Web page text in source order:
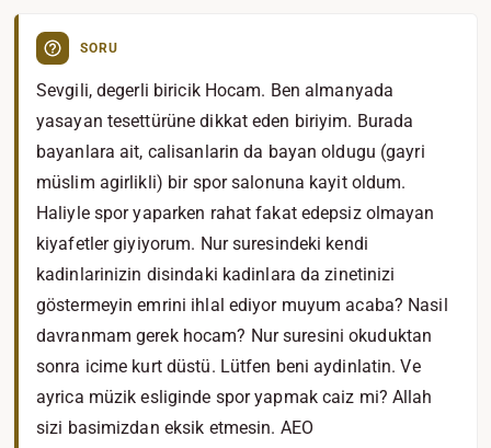
SORU
Sevgili, degerli biricik Hocam. Ben almanyada
yasayan tesettürüne dikkat eden biriyim. Burada
bayanlara ait, calisanlarin da bayan oldugu (gayri
müslim agirlikli) bir spor salonuna kayit oldum.
Haliyle spor yaparken rahat fakat edepsiz olmayan
kiyafetler giyiyorum. Nur suresindeki kendi
kadinlarinizin disindaki kadinlara da zinetinizi
göstermeyin emrini ihlal ediyor muyum acaba? Nasil
davranmam gerek hocam? Nur suresini okuduktan
sonra icime kurt düstü. Lütfen beni aydinlatin. Ve
ayrica müzik esliginde spor yapmak caiz mi? Allah
sizi basimizdan eksik etmesin. AEO